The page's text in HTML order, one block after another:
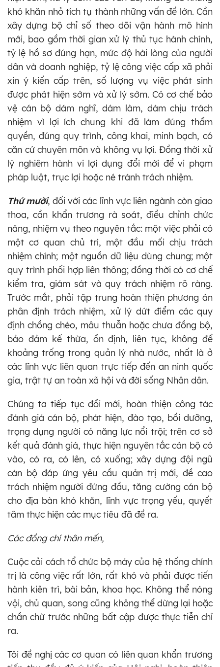
khó khăn nhỏ tích tụ thành những vấn đề lớn. Cần
xây dựng bộ chỉ số theo dõi vận hành mô hình
mới, bao gồm thời gian xử lý thủ tục hành chính,
tỷ lệ hồ sơ đúng hạn, mức độ hài lòng của người
dân và doanh nghiệp, tỷ lệ công việc cấp xã phải
xin ý kiến cấp trên, số lượng vụ việc phát sinh
được phát hiện sớm và xử lý sớm. Có cơ chế bảo
vệ cán bộ dám nghĩ, dám làm, dám chịu trách
nhiệm vì lợi ích chung khi đã làm đúng thẩm
quyền, đúng quy trình, công khai, minh bạch, có
căn cứ chuyên môn và không vụ lợi. Đồng thời xử
lý nghiêm hành vi lợi dụng đổi mới để vi phạm
pháp luật, trục lợi hoặc né tránh trách nhiệm.
Thứ mười, đối với các lĩnh vực liên ngành còn giao
thoa, cần khẩn trương rà soát, điều chỉnh chức
năng, nhiệm vụ theo nguyên tắc: một việc phải có
một cơ quan chủ trì, một đầu mối chịu trách
nhiệm chính; một nguồn dữ liệu dùng chung; một
quy trình phối hợp liên thông; đồng thời có cơ chế
kiểm tra, giám sát và quy trách nhiệm rõ ràng.
Trước mắt, phải tập trung hoàn thiện phương án
phân định trách nhiệm, xử lý dứt điểm các quy
định chồng chéo, mâu thuẫn hoặc chưa đồng bộ,
bảo đảm kế thừa, ổn định, liên tục, không để
khoảng trống trong quản lý nhà nước, nhất là ở
các lĩnh vực liên quan trực tiếp đến an ninh quốc
gia, trật tự an toàn xã hội và đời sống Nhân dân.
Chúng ta tiếp tục đổi mới, hoàn thiện công tác
đánh giá cán bộ, phát hiện, đào tạo, bồi dưỡng,
trọng dụng người có năng lực nổi trội; trên cơ sở
kết quả đánh giá, thực hiện nguyên tắc cán bộ có
vào, có ra, có lên, có xuống; xây dựng đội ngũ
cán bộ đáp ứng yêu cầu quản trị mới, đề cao
trách nhiệm người đứng đầu, tăng cường cán bộ
cho địa bàn khó khăn, lĩnh vực trọng yếu, quyết
tâm thực hiện các mục tiêu đã đề ra.
Các đồng chí thân mến,
Cuộc cải cách tổ chức bộ máy của hệ thống chính
trị là công việc rất lớn, rất khó và phải được tiến
hành kiên trì, bài bản, khoa học. Không thể nóng
vội, chủ quan, song cũng không thể dừng lại hoặc
chần chừ trước những bất cập được thực tiễn chỉ
ra.
Tôi đề nghị các cơ quan có liên quan khẩn trương